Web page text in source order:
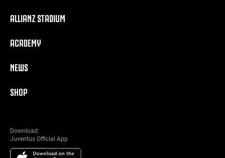
ALLIANZ STADIUM
ACADEMY
NEWS
SHOP
Download:
Juventus Official App